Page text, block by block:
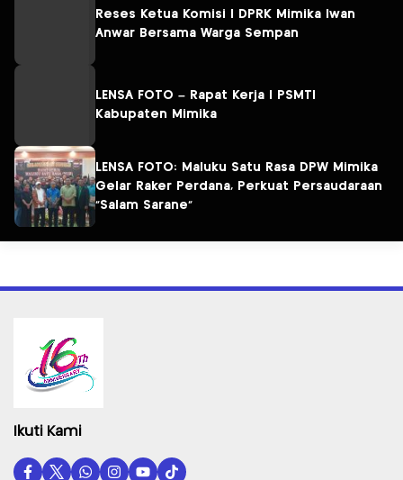
Reses Ketua Komisi I DPRK Mimika Iwan
Anwar Bersama Warga Sempan
LENSA FOTO – Rapat Kerja I PSMTI
Kabupaten Mimika
LENSA FOTO: Maluku Satu Rasa DPW Mimika
Gelar Raker Perdana, Perkuat Persaudaraan
“Salam Sarane”
Ikuti Kami